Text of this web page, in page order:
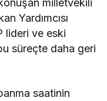
Yardımcısı
lideri ve eski
süreçte daha geri
saatinin